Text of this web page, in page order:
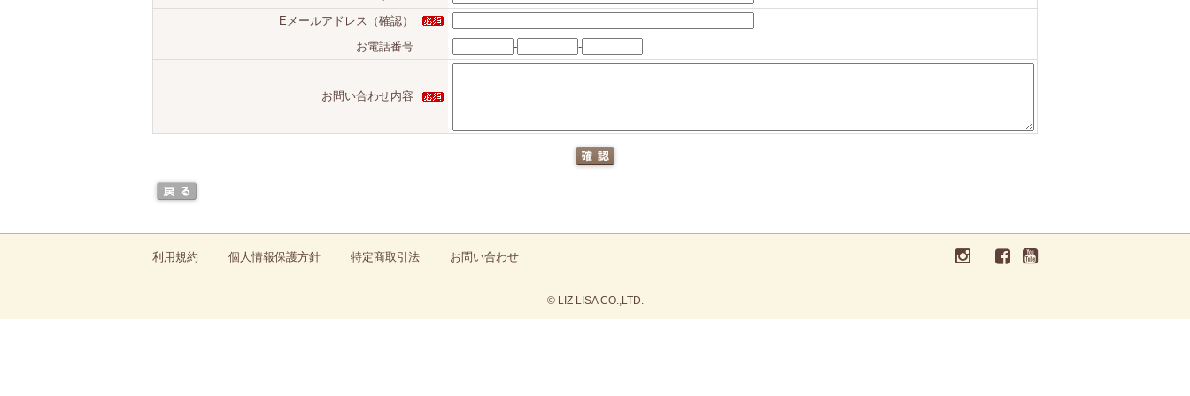
Eメールアドレス（確認）
お電話番号
- -
お問い合わせ内容
利用規約 個人情報保護方針 特定商取引法 お問い合わせ
© LIZ LISA CO.,LTD.